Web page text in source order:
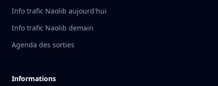
Info trafic Naolib aujourd'hui
Info trafic Naolib demain
Agenda des sorties
Informations